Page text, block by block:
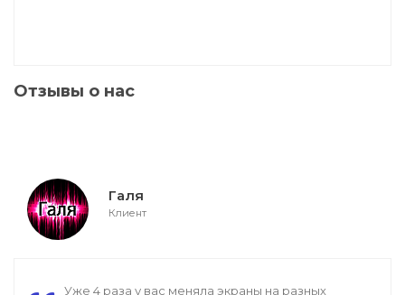
Отзывы о нас
Галя
Клиент
Уже 4 раза у вас меняла экраны на разных